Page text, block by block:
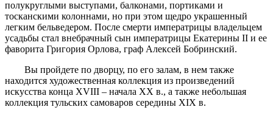
полукруглыми выступами, балконами, портиками и
тосканскими колоннами, но при этом щедро украшенный
легким бельведером. После смерти императрицы владельцем
усадьбы стал внебрачный сын императрицы Екатерины II и ее
фаворита Григория Орлова, граф Алексей Бобринский.
Вы пройдете по дворцу, по его залам, в нем также
находится художественная коллекция из произведений
искусства конца XVIII – начала XX в., а также небольшая
коллекция тульских самоваров середины XIX в.